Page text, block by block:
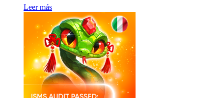
Leer más